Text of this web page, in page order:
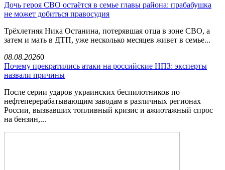
Дочь героя СВО остаётся в семье главы района: прабабушка
не может добиться правосудия
Трёхлетняя Ника Останина, потерявшая отца в зоне СВО, а
затем и мать в ДТП, уже несколько месяцев живет в семье...
08.08.20260
Почему прекратились атаки на российские НПЗ: эксперты
назвали причины
После серии ударов украинских беспилотников по
нефтеперерабатывающим заводам в различных регионах
России, вызвавших топливный кризис и ажиотажный спрос
на бензин,...